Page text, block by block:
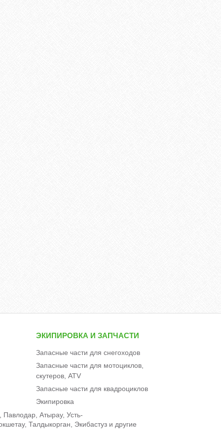
ЭКИПИРОВКА И ЗАПЧАСТИ
Запасные части для снегоходов
Запасные части для мотоциклов,
скутеров, ATV
Запасные части для квадроциклов
Экипировка
Атырау, Усть-
Талдыкорган, Экибастуз и другие